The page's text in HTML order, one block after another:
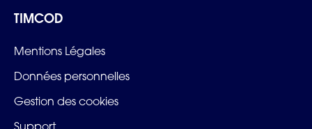
TIMCOD
Mentions Légales
Données personnelles
Gestion des cookies
Support